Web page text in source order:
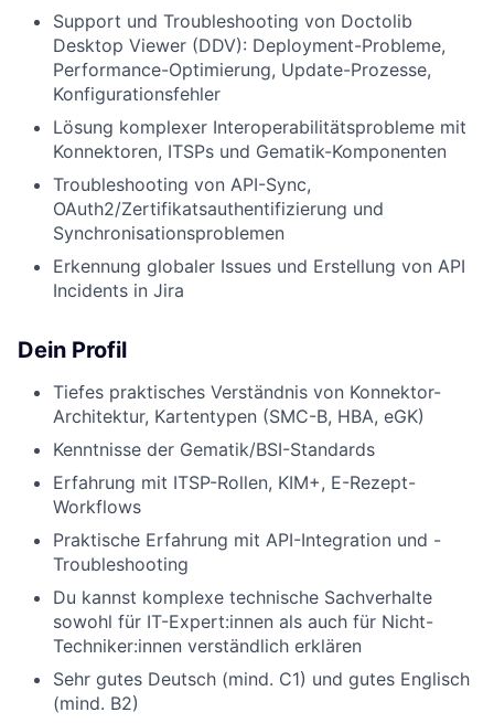
Support und Troubleshooting von Doctolib
Desktop Viewer (DDV): Deployment-Probleme,
Performance-Optimierung, Update-Prozesse,
Konfigurationsfehler
Lösung komplexer Interoperabilitätsprobleme mit
Konnektoren, ITSPs und Gematik-Komponenten
Troubleshooting von API-Sync,
OAuth2/Zertifikatsauthentifizierung und
Synchronisationsproblemen
Erkennung globaler Issues und Erstellung von API
Incidents in Jira
Dein Profil
Tiefes praktisches Verständnis von Konnektor-
Architektur, Kartentypen (SMC-B, HBA, eGK)
Kenntnisse der Gematik/BSI-Standards
Erfahrung mit ITSP-Rollen, KIM+, E-Rezept-
Workflows
Praktische Erfahrung mit API-Integration und -
Troubleshooting
Du kannst komplexe technische Sachverhalte
sowohl für IT-Expert:innen als auch für Nicht-
Techniker:innen verständlich erklären
Sehr gutes Deutsch (mind. C1) und gutes Englisch
(mind. B2)